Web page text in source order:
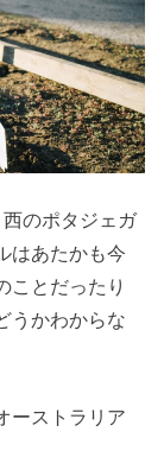
のポタジェガ
はあたかも今
ことだったり
うかわからな
ーストラリア